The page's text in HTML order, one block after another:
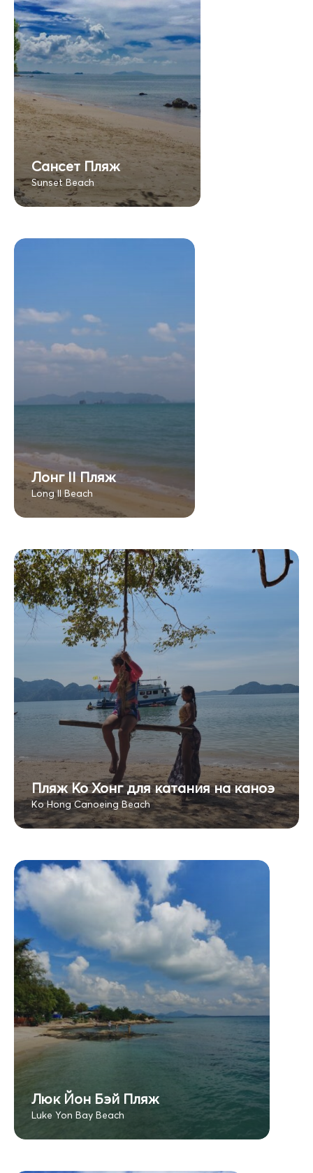
Сансет Пляж
Sunset Beach
Лонг II Пляж
Long II Beach
Пляж Ко Хонг для катания на каноэ
Ko Hong Canoeing Beach
Люк Йон Бэй Пляж
Luke Yon Bay Beach